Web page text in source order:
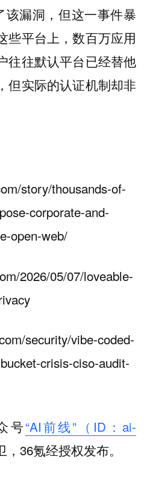
该漏洞，但这一事件暴
些平台上，数百万应用
往往默认平台已经替他
但实际的认证机制却非
story/thousands-of-
corporate-and-
open-web/
2026/05/07/loveable-
security/vibe-coded-
crisis-ciso-audit-
号“AI前线”（ID：ai-
，36氪经授权发布。